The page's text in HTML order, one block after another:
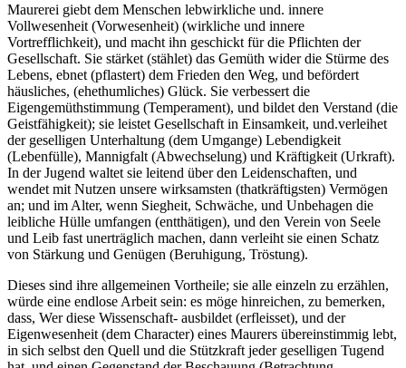
Maurerei giebt dem Menschen lebwirkliche und. innere
Vollwesenheit (Vorwesenheit) (wirkliche und innere
Vortrefflichkeit), und macht ihn geschickt für die Pflichten der
Gesellschaft. Sie stärket (stählet) das Gemüth wider die Stürme des
Lebens, ebnet (pflastert) dem Frieden den Weg, und befördert
häusliches, (ehethumliches) Glück. Sie verbessert die
Eigengemüthstimmung (Temperament), und bildet den Verstand (die
Geistfähigkeit); sie leistet Gesellschaft in Einsamkeit, und.verleihet
der geselligen Unterhaltung (dem Umgange) Lebendigkeit
(Lebenfülle), Mannigfalt (Abwechselung) und Kräftigkeit (Urkraft).
In der Jugend waltet sie leitend über den Leidenschaften, und
wendet mit Nutzen unsere wirksamsten (thatkräftigsten) Vermögen
an; und im Alter, wenn Siegheit, Schwäche, und Unbehagen die
leibliche Hülle umfangen (entthätigen), und den Verein von Seele
und Leib fast unerträglich machen, dann verleiht sie einen Schatz
von Stärkung und Genügen (Beruhigung, Tröstung).
Dieses sind ihre allgemeinen Vortheile; sie alle einzeln zu erzählen,
würde eine endlose Arbeit sein: es möge hinreichen, zu bemerken,
dass, Wer diese Wissenschaft- ausbildet (erfleisset), und der
Eigenwesenheit (dem Character) eines Maurers übereinstimmig lebt,
in sich selbst den Quell und die Stützkraft jeder geselligen Tugend